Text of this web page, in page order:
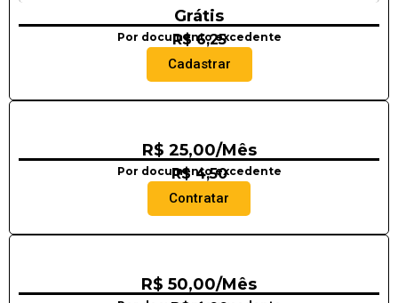
Grátis
R$ 6,25
Por documento excedente
Cadastrar
R$ 25,00/Mês
R$ 4,50
Por documento excedente
Contratar
R$ 50,00/Mês